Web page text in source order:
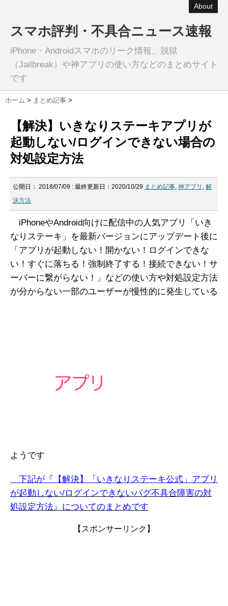
About
スマホ評判・不具合ニュース速報
iPhone・Androidスマホのリーク情報、脱獄
（Jailbreak）や神アプリの使い方などのまとめサイト
です
ホーム > まとめ記事 >
【解決】いきなりステーキアプリが
起動しない/ログインできない場合の
対処設定方法
公開日： 2018/07/09 : 最終更新日：2020/10/29 まとめ記事, 神アプリ , 解
決方法
iPhoneやAndroid向けに配信中の人気アプリ「いき
なりステーキ」を最新バージョンにアップデート後に
「アプリが起動しない！開かない！ログインできな
い！すぐに落ちる！強制終了する！接続できない！サ
ーバーに繋がらない！」などの使い方や対処設定方法
が分からない一部のユーザーが慢性的に発生している
ようです
下記が『【解決】「いきなりステーキ公式」アプリ
が起動しない/ログインできないバグ不具合障害の対
処設定方法』についてのまとめです
【スポンサーリンク】